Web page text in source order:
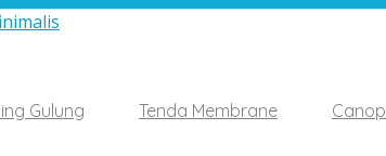
Gulung Tenda Membrane